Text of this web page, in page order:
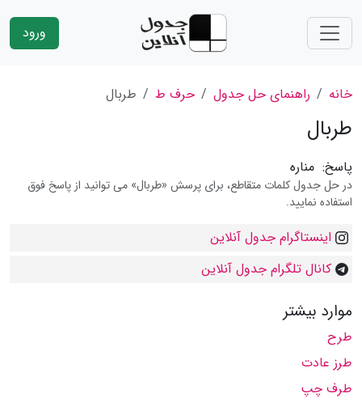
ورود
خانه راهنمای حل جدول حرف ط طربال
طربال
پاسخ: مناره
در حل جدول کلمات متقاطع، برای پرسش «طربال» می توانید از پاسخ فوق
استفاده نمایید.
اینستاگرام جدول آنلاین
کانال تلگرام جدول آنلاین
موارد بیشتر
طرح
طرز عادت
طرف چپ